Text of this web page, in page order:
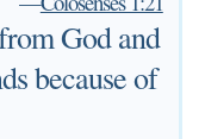
God and
because of